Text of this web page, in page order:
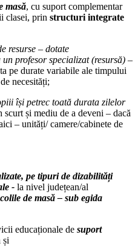
masă, cu suport complementar
clasei, prin structuri integrate
resurse – dotate
profesor specializat (resursă) –
pe durate variabile ale timpului
necesități;
își petrec toată durata zilelor
și mediu de a deveni – dacă
– unități/ camere/cabinete de
pe tipuri de dizabilități
- la nivel județean/al
de masă – sub egida
educaționale desuport
și